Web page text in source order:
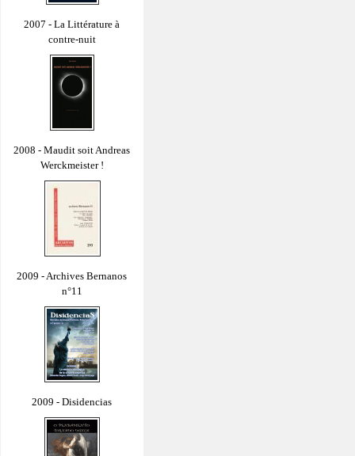
2007 - La Littérature à
contre-nuit
2008 - Maudit soit Andreas
Werckmeister !
2009 - Archives Bernanos
n°11
2009 - Disidencias